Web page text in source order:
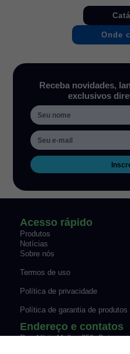
Onde
Receba novidades,
exclusivos
Acesso rápido
Produtos
Notícias
Sobre nós
Termos de uso
Política de privacidade
Política de garantia de produtos
Endereço e contatos
Rua Alícia Muller, 259, Bairro